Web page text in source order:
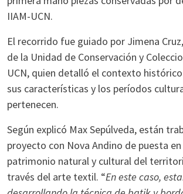
IIAM-UCN.
El recorrido fue guiado por Jimena
de la Unidad de Conservación y
UCN, quien detalló el contexto
sus características y los períodos
pertenecen.
Según explicó Max Sepúlveda, están
proyecto con Nova Andino de puesta
patrimonio natural y cultural del
través del arte textil. “En este caso,